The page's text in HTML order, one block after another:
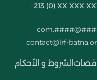
+213 (0) XX XXX
contact@lrf-
الشروط و الأحكام